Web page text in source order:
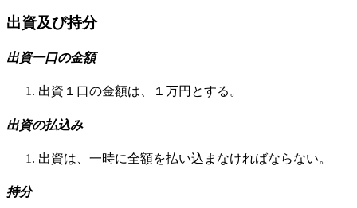
出資及び持分
出資一口の金額
出資１口の金額は、１万円とする。
出資の払込み
出資は、一時に全額を払い込まなければならない。
持分